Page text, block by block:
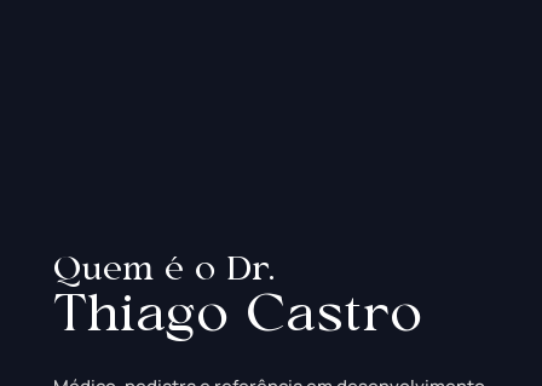
Quem é o Dr.
Thiago Castro